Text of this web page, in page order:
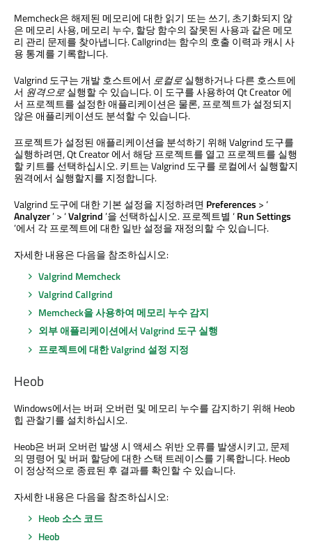
Memcheck은 해제된 메모리에 대한 읽기 또는 쓰기, 초기화되지 않
은 메모리 사용, 메모리 누수, 할당 함수의 잘못된 사용과 같은 메모
리 관리 문제를 찾아냅니다. Callgrind는 함수의 호출 이력과 캐시 사
용 통계를 기록합니다.
Valgrind 도구는 개발 호스트에서 로컬로실행하거나 다른 호스트에
서 원격으로실행할 수 있습니다. 이 도구를 사용하여 Qt Creator에
서 프로젝트를 설정한 애플리케이션은 물론, 프로젝트가 설정되지
않은 애플리케이션도 분석할 수 있습니다.
프로젝트가 설정된 애플리케이션을 분석하기 위해 Valgrind 도구를
실행하려면,Qt Creator에서 해당 프로젝트를 열고 프로젝트를 실행
할 키트를 선택하십시오. 키트는 Valgrind 도구를 로컬에서 실행할지
원격에서 실행할지를 지정합니다.
Valgrind 도구에 대한 기본 설정을 지정하려면 Preferences > ‘
Analyzer’ > ‘Valgrind’을 선택하십시오. 프로젝트별 ‘Run Settings
’에서 각 프로젝트에 대한 일반 설정을 재정의할 수 있습니다.
자세한 내용은 다음을 참조하십시오:
Valgrind Memcheck
Valgrind Callgrind
Memcheck을 사용하여 메모리 누수 감지
외부 애플리케이션에서 Valgrind 도구 실행
프로젝트에 대한 Valgrind 설정 지정
Heob
Windows에서는 버퍼 오버런 및 메모리 누수를 감지하기 위해 Heob
힙 관찰기를 설치하십시오.
Heob은 버퍼 오버런 발생 시 액세스 위반 오류를 발생시키고, 문제
의 명령어 및 버퍼 할당에 대한 스택 트레이스를 기록합니다. Heob
이 정상적으로 종료된 후 결과를 확인할 수 있습니다.
자세한 내용은 다음을 참조하십시오:
Heob 소스 코드
Heob